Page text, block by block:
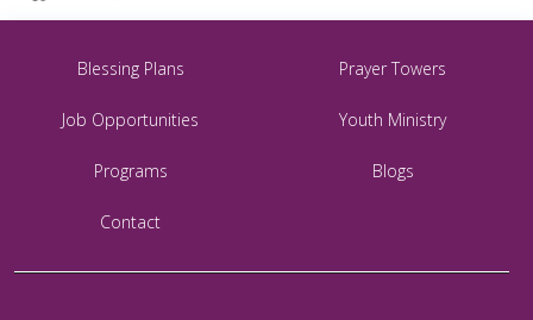
Blessing Plans Prayer Towers
Job Opportunities Youth Ministry
Programs Blogs
Contact